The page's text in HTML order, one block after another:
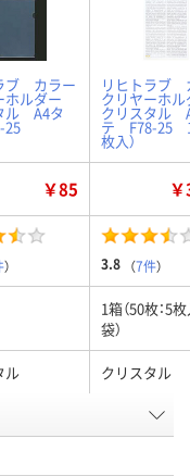
ブ カラー
ホルダー
ル A4タ
リヒトラブ
クリヤーホ
クリスタル
テ F78-25 1
枚入）
￥85
） 3.8 （7件）
1箱（50枚：5
袋）
ル クリスタル